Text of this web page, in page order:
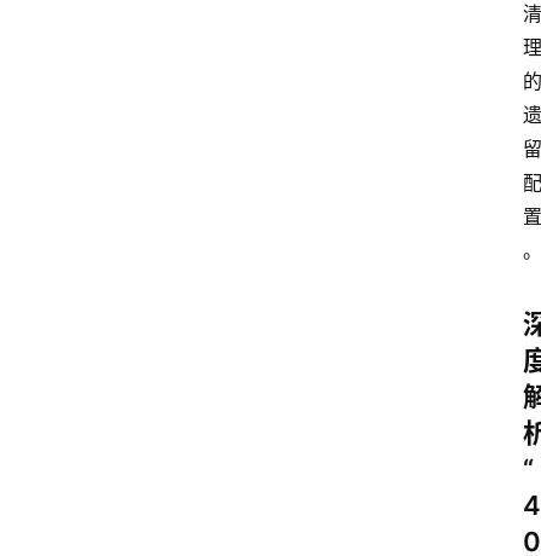
清
理
的
遗
留
配
置
。
“
4
0